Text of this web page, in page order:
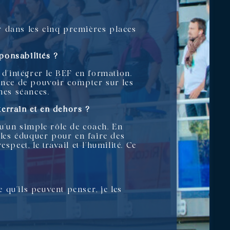
les cinq premières places
?
le BEF en formation.
de pouvoir compter sur les
séances.
et en dehors ?
simple rôle de coach. En
éduquer pour en faire des
le travail et l’humilité. Ce
peuvent penser, je les